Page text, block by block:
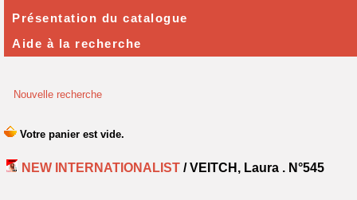
Nouvelle recherche
NEW INTERNATIONALIST / VEITCH, Laura . N°545
Présentation du catalogue
Aide à la recherche